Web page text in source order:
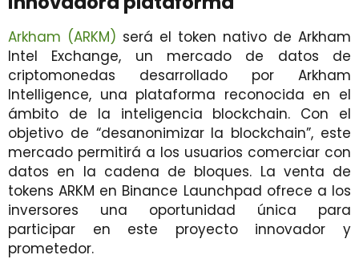
Arkham (ARKM) será el token nativo de Arkham
Intel Exchange, un mercado de datos de
criptomonedas desarrollado por Arkham
Intelligence, una plataforma reconocida en el
ámbito de la inteligencia blockchain. Con el
objetivo de “desanonimizar la blockchain”, este
mercado permitirá a los usuarios comerciar con
datos en la cadena de bloques. La venta de
tokens ARKM en Binance Launchpad ofrece a los
inversores una oportunidad única para
participar en este proyecto innovador y
prometedor.